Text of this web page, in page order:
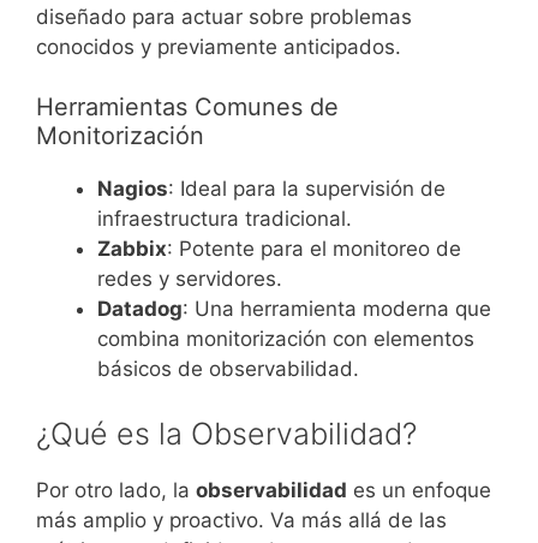
diseñado para actuar sobre problemas
conocidos y previamente anticipados.
Herramientas Comunes de
Monitorización
Nagios: Ideal para la supervisión de
infraestructura tradicional.
Zabbix: Potente para el monitoreo de
redes y servidores.
Datadog: Una herramienta moderna que
combina monitorización con elementos
básicos de observabilidad.
¿Qué es la Observabilidad?
Por otro lado, la observabilidad es un enfoque
más amplio y proactivo. Va más allá de las